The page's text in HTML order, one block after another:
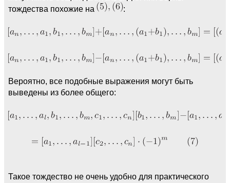
тождества похожие на
:
Вероятно, все подобные выражения могут быть
выведены из более общего:
Такое тождество не очень удобно для практического